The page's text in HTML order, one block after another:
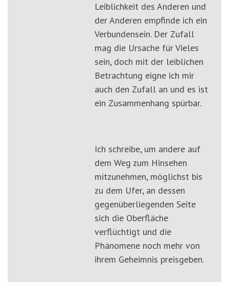
Leiblichkeit des Anderen und
der Anderen empfinde ich ein
Verbundensein. Der Zufall
mag die Ursache für Vieles
sein, doch mit der leiblichen
Betrachtung eigne ich mir
auch den Zufall an und es ist
ein Zusammenhang spürbar.
Ich schreibe, um andere auf
dem Weg zum Hinsehen
mitzunehmen, möglichst bis
zu dem Ufer, an dessen
gegenüberliegenden Seite
sich die Oberfläche
verflüchtigt und die
Phänomene noch mehr von
ihrem Geheimnis preisgeben.